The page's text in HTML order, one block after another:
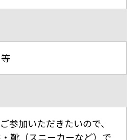
参加いただきたいので、
靴（スニーカーなど）で